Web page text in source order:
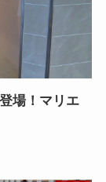
場！マリエ